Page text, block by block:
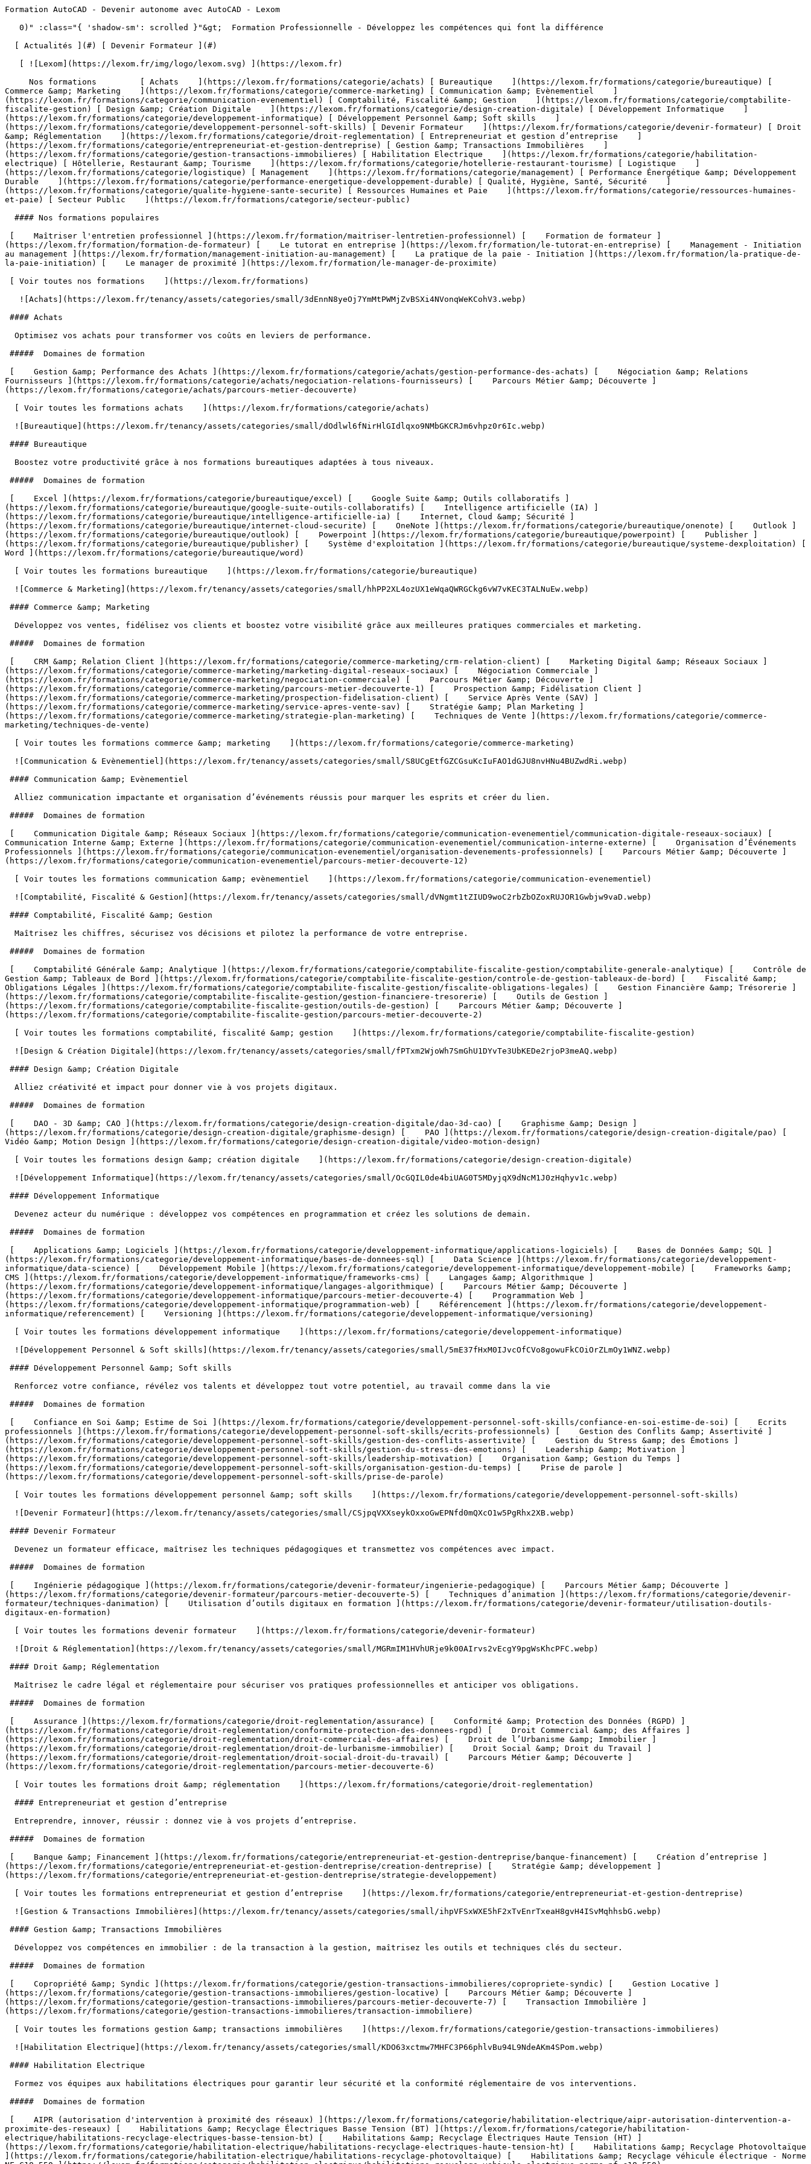
Formation AutoCAD - Devenir autonome avec AutoCAD - Lexom                                      

   0)" :class="{ 'shadow-sm': scrolled }"&gt;  Formation Professionnelle - Développez les compétences qui font la différence 

  [ Actualités ](#) [ Devenir Formateur ](#)  

   [ ![Lexom](https://lexom.fr/img/logo/lexom.svg) ](https://lexom.fr) 

     Nos formations         [ Achats    ](https://lexom.fr/formations/categorie/achats) [ Bureautique    ](https://lexom.fr/formations/categorie/bureautique) [ Commerce &amp; Marketing    ](https://lexom.fr/formations/categorie/commerce-marketing) [ Communication &amp; Evènementiel    ](https://lexom.fr/formations/categorie/communication-evenementiel) [ Comptabilité, Fiscalité &amp; Gestion    ](https://lexom.fr/formations/categorie/comptabilite-fiscalite-gestion) [ Design &amp; Création Digitale    ](https://lexom.fr/formations/categorie/design-creation-digitale) [ Développement Informatique    ](https://lexom.fr/formations/categorie/developpement-informatique) [ Développement Personnel &amp; Soft skills    ](https://lexom.fr/formations/categorie/developpement-personnel-soft-skills) [ Devenir Formateur    ](https://lexom.fr/formations/categorie/devenir-formateur) [ Droit &amp; Réglementation    ](https://lexom.fr/formations/categorie/droit-reglementation) [ Entrepreneuriat et gestion d’entreprise    ](https://lexom.fr/formations/categorie/entrepreneuriat-et-gestion-dentreprise) [ Gestion &amp; Transactions Immobilières    ](https://lexom.fr/formations/categorie/gestion-transactions-immobilieres) [ Habilitation Electrique    ](https://lexom.fr/formations/categorie/habilitation-electrique) [ Hôtellerie, Restaurant &amp; Tourisme    ](https://lexom.fr/formations/categorie/hotellerie-restaurant-tourisme) [ Logistique    ](https://lexom.fr/formations/categorie/logistique) [ Management    ](https://lexom.fr/formations/categorie/management) [ Performance Énergétique &amp; Développement Durable    ](https://lexom.fr/formations/categorie/performance-energetique-developpement-durable) [ Qualité, Hygiène, Santé, Sécurité    ](https://lexom.fr/formations/categorie/qualite-hygiene-sante-securite) [ Ressources Humaines et Paie    ](https://lexom.fr/formations/categorie/ressources-humaines-et-paie) [ Secteur Public    ](https://lexom.fr/formations/categorie/secteur-public) 

  #### Nos formations populaires

 [    Maîtriser l'entretien professionnel ](https://lexom.fr/formation/maitriser-lentretien-professionnel) [    Formation de formateur ](https://lexom.fr/formation/formation-de-formateur) [    Le tutorat en entreprise ](https://lexom.fr/formation/le-tutorat-en-entreprise) [    Management - Initiation au management ](https://lexom.fr/formation/management-initiation-au-management) [    La pratique de la paie - Initiation ](https://lexom.fr/formation/la-pratique-de-la-paie-initiation) [    Le manager de proximité ](https://lexom.fr/formation/le-manager-de-proximite) 

 [ Voir toutes nos formations    ](https://lexom.fr/formations) 

   ![Achats](https://lexom.fr/tenancy/assets/categories/small/3dEnnN8yeOj7YmMtPWMjZvBSXi4NVonqWeKCohV3.webp) 

 #### Achats 

  Optimisez vos achats pour transformer vos coûts en leviers de performance.

 #####  Domaines de formation 

 [    Gestion &amp; Performance des Achats ](https://lexom.fr/formations/categorie/achats/gestion-performance-des-achats) [    Négociation &amp; Relations Fournisseurs ](https://lexom.fr/formations/categorie/achats/negociation-relations-fournisseurs) [    Parcours Métier &amp; Découverte ](https://lexom.fr/formations/categorie/achats/parcours-metier-decouverte) 

  [ Voir toutes les formations achats    ](https://lexom.fr/formations/categorie/achats) 

  ![Bureautique](https://lexom.fr/tenancy/assets/categories/small/dOdlwl6fNirHlGIdlqxo9NMbGKCRJm6vhpz0r6Ic.webp) 

 #### Bureautique 

  Boostez votre productivité grâce à nos formations bureautiques adaptées à tous niveaux.

 #####  Domaines de formation 

 [    Excel ](https://lexom.fr/formations/categorie/bureautique/excel) [    Google Suite &amp; Outils collaboratifs ](https://lexom.fr/formations/categorie/bureautique/google-suite-outils-collaboratifs) [    Intelligence artificielle (IA) ](https://lexom.fr/formations/categorie/bureautique/intelligence-artificielle-ia) [    Internet, Cloud &amp; Sécurité ](https://lexom.fr/formations/categorie/bureautique/internet-cloud-securite) [    OneNote ](https://lexom.fr/formations/categorie/bureautique/onenote) [    Outlook ](https://lexom.fr/formations/categorie/bureautique/outlook) [    Powerpoint ](https://lexom.fr/formations/categorie/bureautique/powerpoint) [    Publisher ](https://lexom.fr/formations/categorie/bureautique/publisher) [    Système d'exploitation ](https://lexom.fr/formations/categorie/bureautique/systeme-dexploitation) [    Word ](https://lexom.fr/formations/categorie/bureautique/word) 

  [ Voir toutes les formations bureautique    ](https://lexom.fr/formations/categorie/bureautique) 

  ![Commerce & Marketing](https://lexom.fr/tenancy/assets/categories/small/hhPP2XL4ozUX1eWqaQWRGCkg6vW7vKEC3TALNuEw.webp) 

 #### Commerce &amp; Marketing 

  Développez vos ventes, fidélisez vos clients et boostez votre visibilité grâce aux meilleures pratiques commerciales et marketing.

 #####  Domaines de formation 

 [    CRM &amp; Relation Client ](https://lexom.fr/formations/categorie/commerce-marketing/crm-relation-client) [    Marketing Digital &amp; Réseaux Sociaux ](https://lexom.fr/formations/categorie/commerce-marketing/marketing-digital-reseaux-sociaux) [    Négociation Commerciale ](https://lexom.fr/formations/categorie/commerce-marketing/negociation-commerciale) [    Parcours Métier &amp; Découverte ](https://lexom.fr/formations/categorie/commerce-marketing/parcours-metier-decouverte-1) [    Prospection &amp; Fidélisation Client ](https://lexom.fr/formations/categorie/commerce-marketing/prospection-fidelisation-client) [    Service Après Vente (SAV) ](https://lexom.fr/formations/categorie/commerce-marketing/service-apres-vente-sav) [    Stratégie &amp; Plan Marketing ](https://lexom.fr/formations/categorie/commerce-marketing/strategie-plan-marketing) [    Techniques de Vente ](https://lexom.fr/formations/categorie/commerce-marketing/techniques-de-vente) 

  [ Voir toutes les formations commerce &amp; marketing    ](https://lexom.fr/formations/categorie/commerce-marketing) 

  ![Communication & Evènementiel](https://lexom.fr/tenancy/assets/categories/small/S8UCgEtfGZCGsuKcIuFAO1dGJU8nvHNu4BUZwdRi.webp) 

 #### Communication &amp; Evènementiel 

  Alliez communication impactante et organisation d’événements réussis pour marquer les esprits et créer du lien.

 #####  Domaines de formation 

 [    Communication Digitale &amp; Réseaux Sociaux ](https://lexom.fr/formations/categorie/communication-evenementiel/communication-digitale-reseaux-sociaux) [    Communication Interne &amp; Externe ](https://lexom.fr/formations/categorie/communication-evenementiel/communication-interne-externe) [    Organisation d’Événements Professionnels ](https://lexom.fr/formations/categorie/communication-evenementiel/organisation-devenements-professionnels) [    Parcours Métier &amp; Découverte ](https://lexom.fr/formations/categorie/communication-evenementiel/parcours-metier-decouverte-12) 

  [ Voir toutes les formations communication &amp; evènementiel    ](https://lexom.fr/formations/categorie/communication-evenementiel) 

  ![Comptabilité, Fiscalité & Gestion](https://lexom.fr/tenancy/assets/categories/small/dVNgmt1tZIUD9woC2rbZbOZoxRUJOR1Gwbjw9vaD.webp) 

 #### Comptabilité, Fiscalité &amp; Gestion 

  Maîtrisez les chiffres, sécurisez vos décisions et pilotez la performance de votre entreprise.

 #####  Domaines de formation 

 [    Comptabilité Générale &amp; Analytique ](https://lexom.fr/formations/categorie/comptabilite-fiscalite-gestion/comptabilite-generale-analytique) [    Contrôle de Gestion &amp; Tableaux de Bord ](https://lexom.fr/formations/categorie/comptabilite-fiscalite-gestion/controle-de-gestion-tableaux-de-bord) [    Fiscalité &amp; Obligations Légales ](https://lexom.fr/formations/categorie/comptabilite-fiscalite-gestion/fiscalite-obligations-legales) [    Gestion Financière &amp; Trésorerie ](https://lexom.fr/formations/categorie/comptabilite-fiscalite-gestion/gestion-financiere-tresorerie) [    Outils de Gestion ](https://lexom.fr/formations/categorie/comptabilite-fiscalite-gestion/outils-de-gestion) [    Parcours Métier &amp; Découverte ](https://lexom.fr/formations/categorie/comptabilite-fiscalite-gestion/parcours-metier-decouverte-2) 

  [ Voir toutes les formations comptabilité, fiscalité &amp; gestion    ](https://lexom.fr/formations/categorie/comptabilite-fiscalite-gestion) 

  ![Design & Création Digitale](https://lexom.fr/tenancy/assets/categories/small/fPTxm2WjoWh7SmGhU1DYvTe3UbKEDe2rjoP3meAQ.webp) 

 #### Design &amp; Création Digitale 

  Alliez créativité et impact pour donner vie à vos projets digitaux.

 #####  Domaines de formation 

 [    DAO - 3D &amp; CAO ](https://lexom.fr/formations/categorie/design-creation-digitale/dao-3d-cao) [    Graphisme &amp; Design ](https://lexom.fr/formations/categorie/design-creation-digitale/graphisme-design) [    PAO ](https://lexom.fr/formations/categorie/design-creation-digitale/pao) [    Vidéo &amp; Motion Design ](https://lexom.fr/formations/categorie/design-creation-digitale/video-motion-design) 

  [ Voir toutes les formations design &amp; création digitale    ](https://lexom.fr/formations/categorie/design-creation-digitale) 

  ![Développement Informatique](https://lexom.fr/tenancy/assets/categories/small/OcGQIL0de4biUAG0T5MDyjqX9dNcM1J0zHqhyv1c.webp) 

 #### Développement Informatique 

  Devenez acteur du numérique : développez vos compétences en programmation et créez les solutions de demain.

 #####  Domaines de formation 

 [    Applications &amp; Logiciels ](https://lexom.fr/formations/categorie/developpement-informatique/applications-logiciels) [    Ba